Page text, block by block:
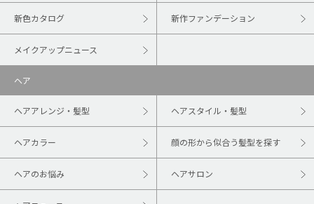
新色カタログ 新作ファンデーション
メイクアップニュース
ヘア
ヘアアレンジ・髪型 ヘアスタイル・髪型
ヘアカラー 顔の形から似合う髪型を探す
ヘアのお悩み ヘアサロン